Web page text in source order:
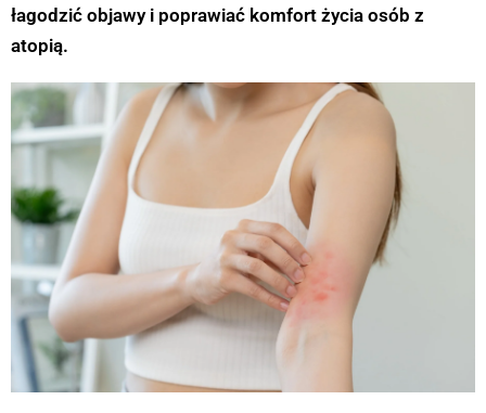
łagodzić objawy i poprawiać komfort życia osób z
atopią.